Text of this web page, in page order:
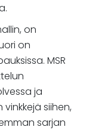
on
on
MSR
ja
siihen,
sarjan